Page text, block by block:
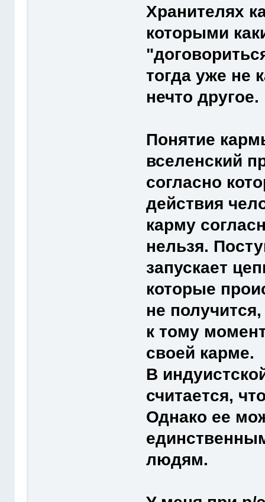
Хранителях
которыми
тогда уже не
нечто другое.
Понятие
вселенский
согласно
действия
карму
нельзя.
запускает
которые
не
к тому
своей карме.
В
считается,
Однако ее
людям.